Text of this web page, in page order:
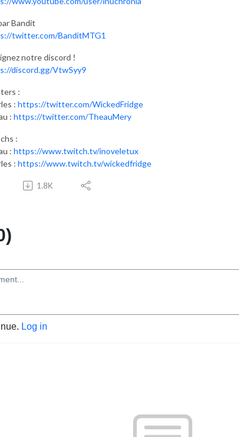
Bandit
twitter.com/BanditMTG1
notre discord !
discord.gg/VtwSyy9
:
: https://twitter.com/WickedFridge
: https://twitter.com/TheauMery
:
: https://www.twitch.tv/inoveletux
: https://www.twitch.tv/wickedfridge
1.8K
Log in